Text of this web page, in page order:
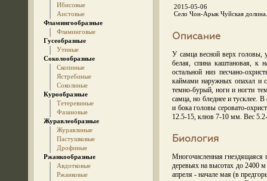
Ибисовые
Аистовые
Фламингообразные
Фламинговые
Гусеобразные
Утиные
Соколообразные
Скопиные
Ястребиные
Соколиные
Курообразные
Тетеревиные
Фазановые
Журавлеобразные
Журавлиные
Пастушковые
Дрофиные
Ржанкообразные
Авдотковые
Ржанковые
2015-05-06
Село Чон-Арык Чуйская долина.
Описание
У самца весной верх головы,
белая, спина каштановая, к
остальной низ песчано-
каймами наружных опахал и
темно-бурый, ноги и ногти
самца, но бледнее и тусклее.
и бока головы серовато-
12.5-15, клюв 7-10 мм. Вес
Биология
Многочисленная гнездящаяся
деревьях на высотах до 2400
апреля - начале мая (в